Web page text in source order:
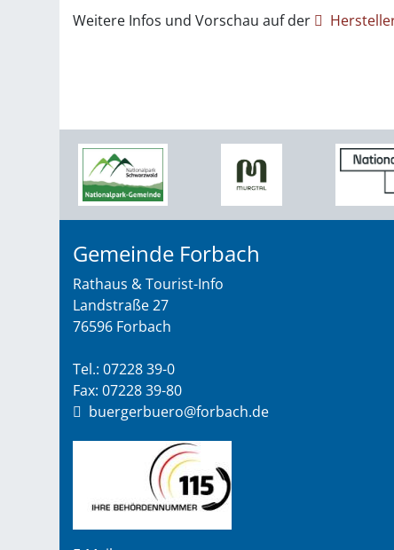
Weitere Infos und Vorschau auf der
Gemeinde Forbach
Rathaus & Tourist-Info
Landstraße 27
76596 Forbach
Tel.: 07228 39-0
Fax: 07228 39-80
buergerbuero@forbach.de